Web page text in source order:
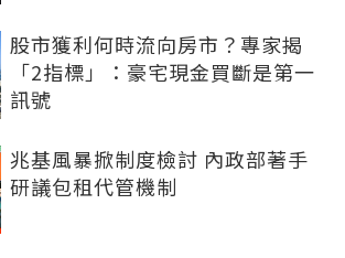
股市獲利何時流向房市？專家揭
「2指標」：豪宅現金買斷是第一
訊號
兆基風暴掀制度檢討 內政部著手
研議包租代管機制